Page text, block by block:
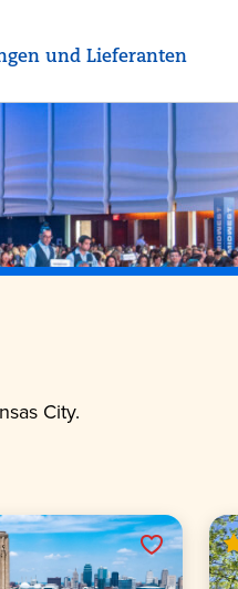
und Lieferanten
City.